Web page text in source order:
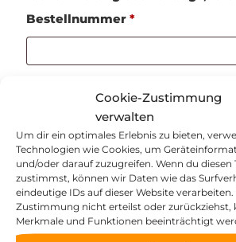
Cookie-Zustimmung
verwalten
Um dir ein optimales Erlebnis zu bieten,
Technologien wie Cookies, um
und/oder darauf zuzugreifen. Wenn du diesen
zustimmst, können wir Daten wie das
eindeutige IDs auf dieser Website
Zustimmung nicht erteilst oder
Merkmale und Funktionen beeinträchtigt
Bestellnummer *
E
-
M
a
Vorname
Widerruf bestätigen